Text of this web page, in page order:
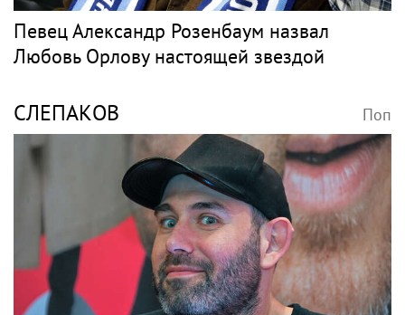
Певец Александр Розенбаум назвал
Любовь Орлову настоящей звездой
СЛЕПАКОВ Поп